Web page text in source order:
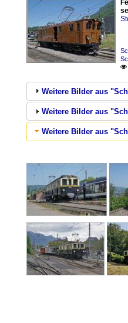

Weitere Bilder aus
Weitere Bilder aus
Weitere Bilder aus